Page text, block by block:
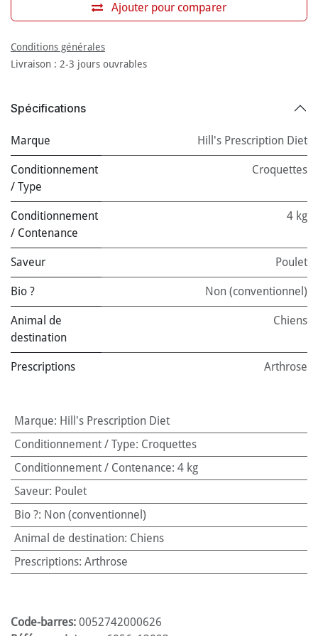
Ajouter pour comparer
Conditions générales
Livraison : 2-3 jours ouvrables
Spécifications
Marque Hill's Prescription Diet
Conditionnement
/ Type
Croquettes
Conditionnement
/ Contenance
4 kg
Saveur Poulet
Bio ? Non (conventionnel)
Animal de
destination
Chiens
Prescriptions Arthrose
Marque: Hill's Prescription Diet
Conditionnement / Type: Croquettes
Conditionnement / Contenance: 4 kg
Saveur: Poulet
Bio ?: Non (conventionnel)
Animal de destination: Chiens
Prescriptions: Arthrose
Code-barres: 0052742000626